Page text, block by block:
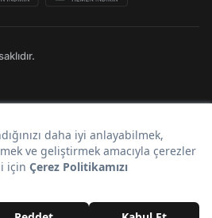
markasıdır.